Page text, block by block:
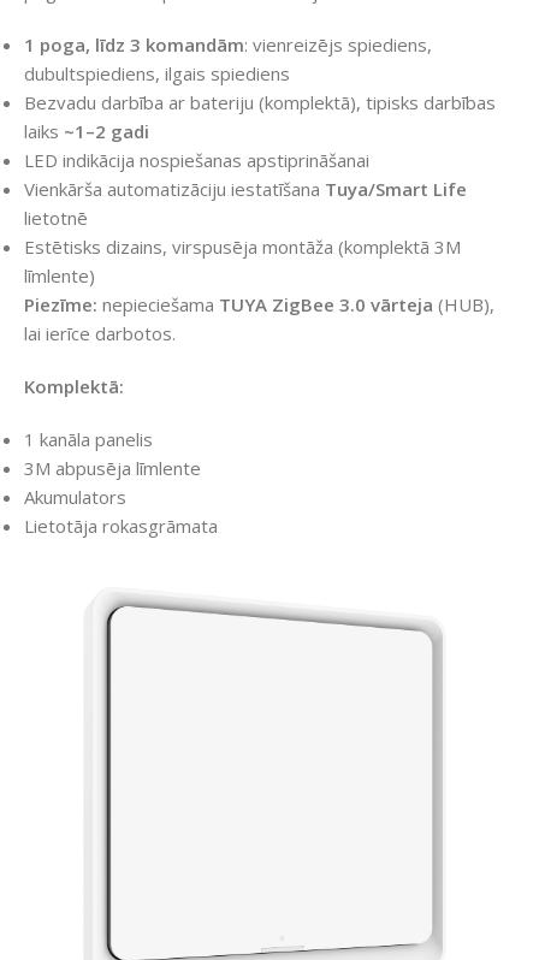
1 poga, līdz 3 komandām: vienreizējs spiediens,
dubultspiediens, ilgais spiediens
Bezvadu darbība ar bateriju (komplektā), tipisks darbības
laiks ~1–2 gadi
LED indikācija nospiešanas apstiprināšanai
Vienkārša automatizāciju iestatīšana Tuya/Smart Life
lietotnē
Estētisks dizains, virspusēja montāža (komplektā 3M
līmlente)
Piezīme: nepieciešama TUYA ZigBee 3.0 vārteja (HUB),
lai ierīce darbotos.
Komplektā:
1 kanāla panelis
3M abpusēja līmlente
Akumulators
Lietotāja rokasgrāmata